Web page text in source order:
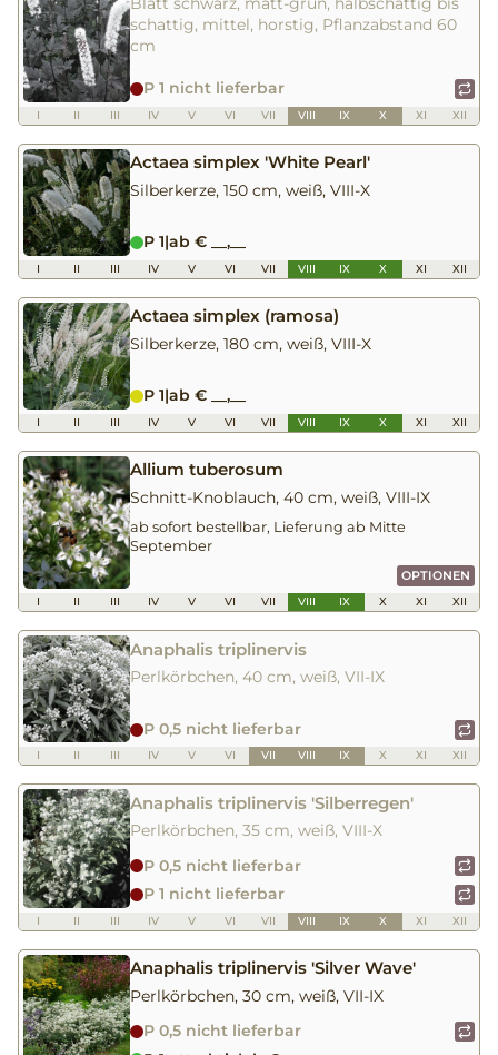
schattig, mittel, horstig, Pflanzabstand 60
cm
P 1 nicht lieferbar
I II III IV V VI VII VIII IX X XI XII
Actaea simplex 'White Pearl'
Silberkerze, 150 cm, weiß, VIII-X
P 1|ab € __,__
I II III IV V VI VII VIII IX X XI XII
Actaea simplex (ramosa)
Silberkerze, 180 cm, weiß, VIII-X
P 1|ab € __,__
I II III IV V VI VII VIII IX X XI XII
Allium tuberosum
Schnitt-Knoblauch, 40 cm, weiß, VIII-IX
ab sofort bestellbar, Lieferung ab Mitte
September
OPTIONEN
I II III IV V VI VII VIII IX X XI XII
Anaphalis triplinervis
Perlkörbchen, 40 cm, weiß, VII-IX
P 0,5 nicht lieferbar
I II III IV V VI VII VIII IX X XI XII
Anaphalis triplinervis 'Silberregen'
Perlkörbchen, 35 cm, weiß, VIII-X
P 0,5 nicht lieferbar
P 1 nicht lieferbar
I II III IV V VI VII VIII IX X XI XII
Anaphalis triplinervis 'Silver Wave'
Perlkörbchen, 30 cm, weiß, VII-IX
P 0,5 nicht lieferbar